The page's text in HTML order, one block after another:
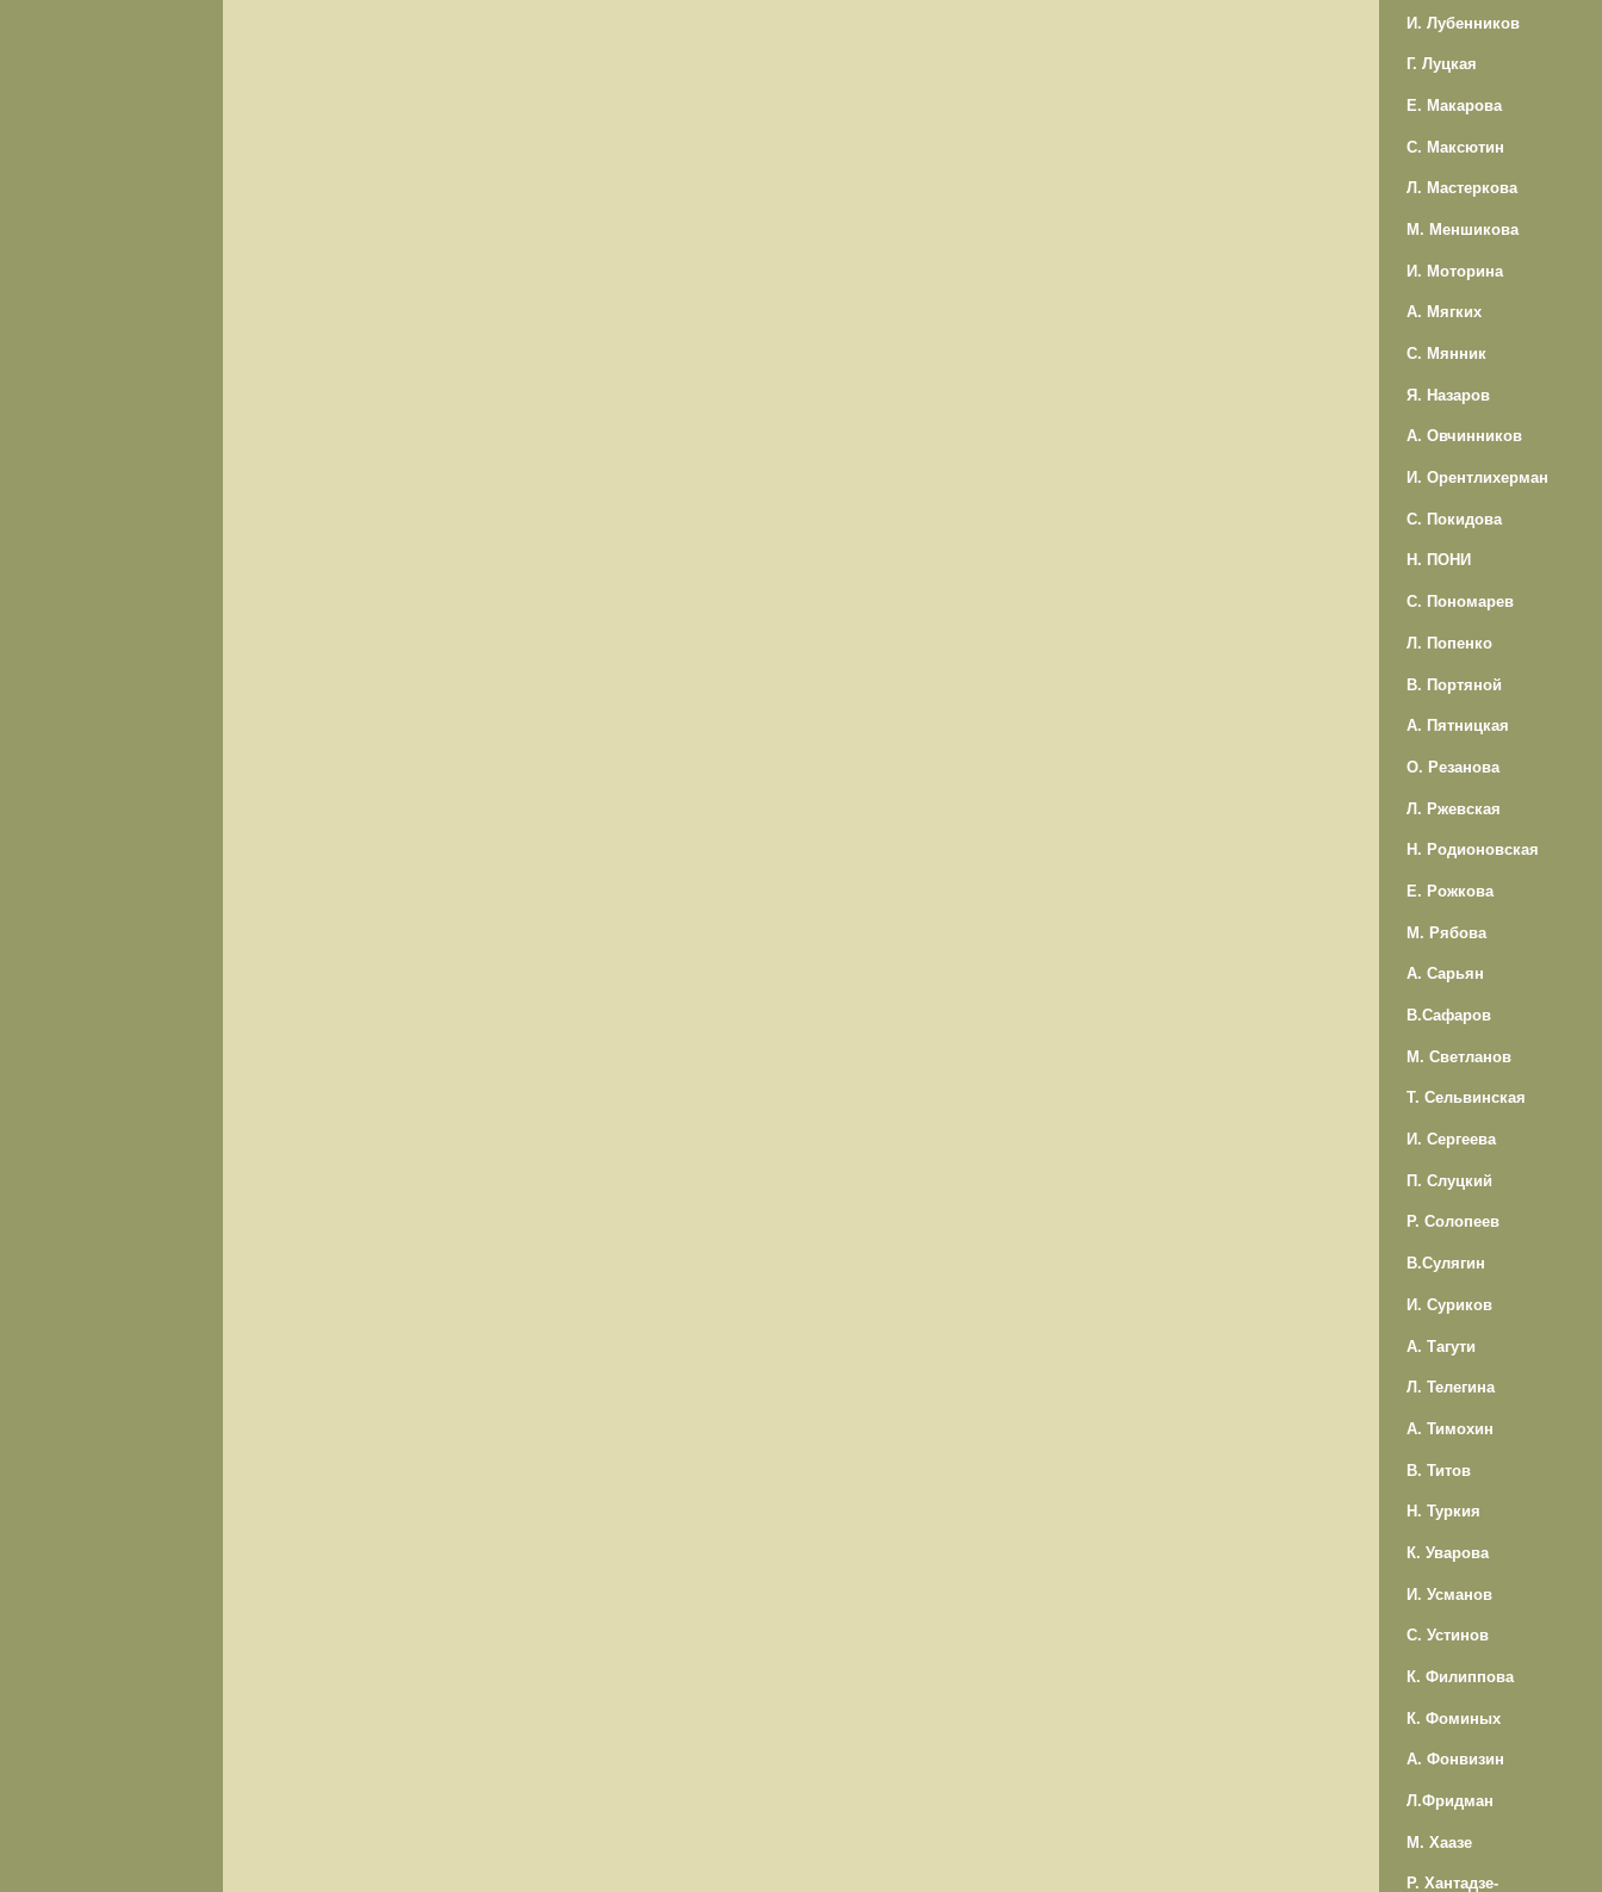
И. Лубенников
Г. Луцкая
Е. Макарова
С. Максютин
Л. Мастеркова
М. Меншикова
И. Моторина
А. Мягких
С. Мянник
Я. Назаров
А. Овчинников
И. Орентлихерман
С. Покидова
Н. ПОНИ
С. Пономарев
Л. Попенко
В. Портяной
А. Пятницкая
О. Резанова
Л. Ржевская
Н. Родионовская
Е. Рожкова
М. Рябова
А. Сарьян
В.Сафаров
М. Светланов
Т. Сельвинская
И. Сергеева
П. Слуцкий
Р. Солопеев
В.Сулягин
И. Суриков
А. Тагути
Л. Телегина
А. Тимохин
В. Титов
Н. Туркия
К. Уварова
И. Усманов
С. Устинов
К. Филиппова
К. Фоминых
А. Фонвизин
Л.Фридман
М. Хаазе
Р. Хантадзе-